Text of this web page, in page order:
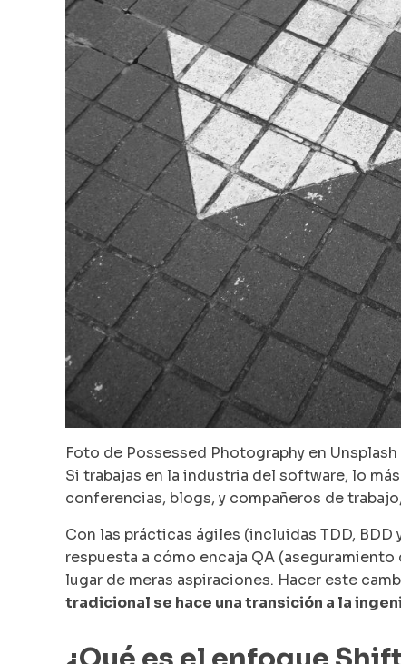
Foto de Possessed Photography en Unsplash
Si trabajas en la industria del software, lo
conferencias, blogs, y compañeros de
Con las prácticas ágiles (incluidas TDD, BDD
respuesta a cómo encaja QA
lugar de meras aspiraciones. Hacer este
tradicional se hace una transición a la